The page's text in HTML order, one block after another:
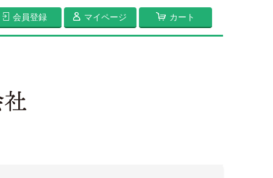
会員登録 マイページ カート